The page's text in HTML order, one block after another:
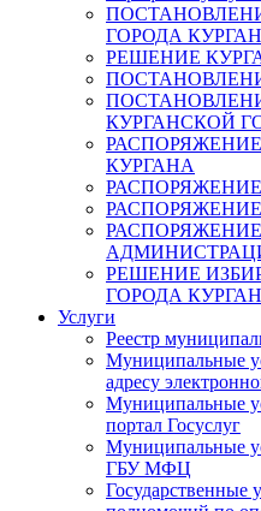
ГОРОДА
РЕШЕНИЕ
КУРГАНСКОЙ
КУРГАНА
РЕШЕНИЕ
ГОРОДА
Услуги
Реестр
Муниципальные
адресу
Муниципальные
портал Госуслуг
Муниципальные
ГБУ МФЦ
Государственные